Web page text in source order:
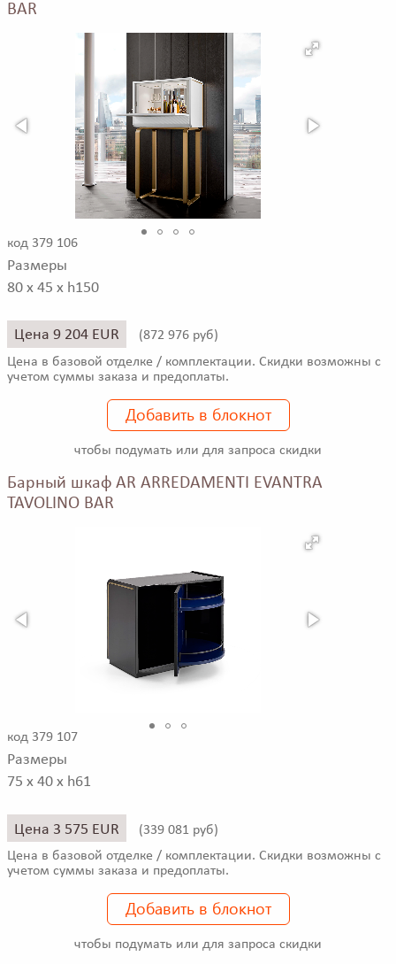
BAR
код 379 106
Размеры
80 x 45 x h150
Цена 9 204 EUR (872 976 руб)
Цена в базовой отделке / комплектации. Скидки возможны с
учетом суммы заказа и предоплаты.
Добавить в блокнот
чтобы подумать или для запроса скидки
Барный шкаф AR ARREDAMENTI EVANTRA
TAVOLINO BAR
код 379 107
Размеры
75 x 40 x h61
Цена 3 575 EUR (339 081 руб)
Цена в базовой отделке / комплектации. Скидки возможны с
учетом суммы заказа и предоплаты.
Добавить в блокнот
чтобы подумать или для запроса скидки